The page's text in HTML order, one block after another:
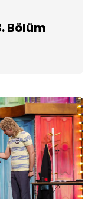
Bölüm